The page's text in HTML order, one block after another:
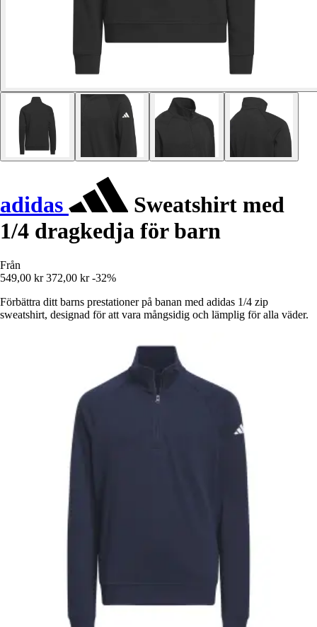
adidas
Sweatshirt med
1/4 dragkedja för barn
Från
549,00 kr 372,00 kr -32%
Förbättra ditt barns prestationer på banan med adidas 1/4 zip
sweatshirt, designad för att vara mångsidig och lämplig för alla väder.